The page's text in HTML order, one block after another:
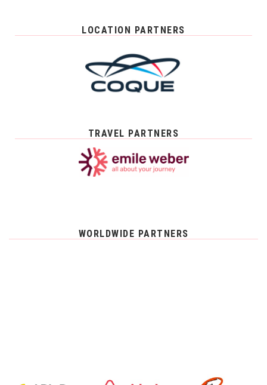
LOCATION PARTNERS
TRAVEL PARTNERS
WORLDWIDE PARTNERS